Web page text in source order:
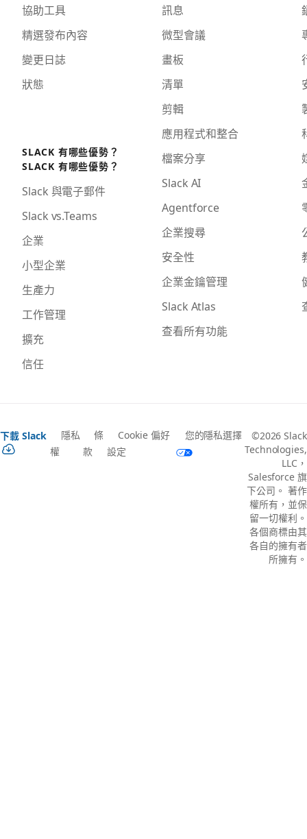
協助工具
精選發布內容
變更日誌
狀態
SLACK 有哪些優勢？
SLACK 有哪些優勢？
Slack 與電子郵件
Slack vs.Teams
企業
小型企業
生產力
工作管理
擴充
信任
訊息
微型會議
畫板
清單
剪輯
應用程式和整合
檔案分享
Slack AI
Agentforce
企業搜尋
安全性
企業金鑰管理
Slack Atlas
查看所有功能
下載 Slack
隱私
權
條
款
Cookie 偏好
設定
您的隱私選擇
©2026 Slack
Technologies,
LLC，
Salesforce 旗
下公司。 著作
權所有，並保
留一切權利。
各個商標由其
各自的擁有者
所擁有。